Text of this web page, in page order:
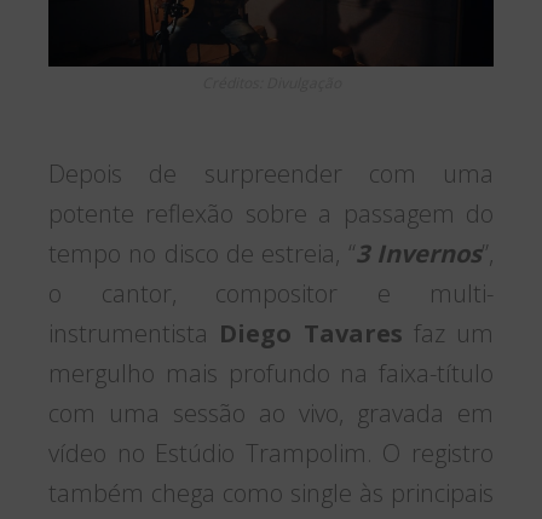
Depois de surpreender com uma
potente reflexão sobre a passagem do
tempo no disco de estreia, “3 Invernos”,
o cantor, compositor e multi-
instrumentista Diego Tavares faz um
mergulho mais profundo na faixa-título
com uma sessão ao vivo, gravada em
vídeo no Estúdio Trampolim. O registro
também chega como single às principais